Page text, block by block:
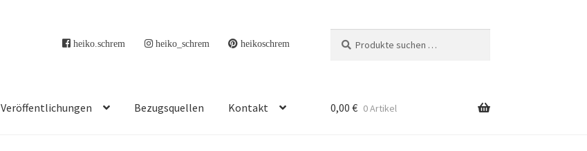
heiko.schrem heiko_schrem heikoschrem
nach:
Veröffentlichungen Bezugsquellen Kontakt 0,00 € 0 Artikel